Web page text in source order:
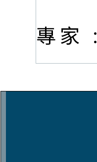
專家 :